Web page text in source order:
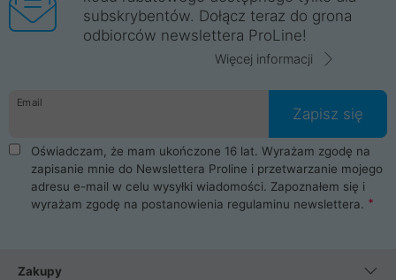
ProLine to polska firma ze 100% polskim kapitałem. Działamy
legalnie i płacimy podatki w naszym kraju! Posiadamy siedzibę
główną w Mirkowie oraz salony na terenie kraju. Cała
komunikacja ze sklepem komputerowym ProLine jest
danych osobowych. Dlatego zakup notebooka albo laptopa w
ProLine to czysta przyjemność i pełne bezpieczeństwo.
Zaopatrzysz się u nas w akcesoria i części komputerowe
takie jak procesory, karty graficzne, płyty główne, pamięci,
dyski SSD, M.2 oraz HDD. Nasi pracownicy pomogą Ci wybrać
najlepszy zasilacz komputerowy oraz obudowę do komputera.
Poza komputerami mamy również najlepsze na rynku
Smartfony takich producentów jak Xiaomi, Apple, Samsung i
wentylatory. Na koniec mając już to wszystko, możesz
subskrybentów. Dołącz teraz do grona
odbiorców newslettera ProLine!
Więcej informacji
Email
Zapisz się
Oświadczam, że mam ukończone 16 lat. Wyrażam zgodę na
zapisanie mnie do Newslettera Proline i przetwarzanie mojego
adresu e-mail w celu wysyłki wiadomości. Zapoznałem się i
wyrażam zgodę na postanowienia regulaminu newslettera.
Zakupy